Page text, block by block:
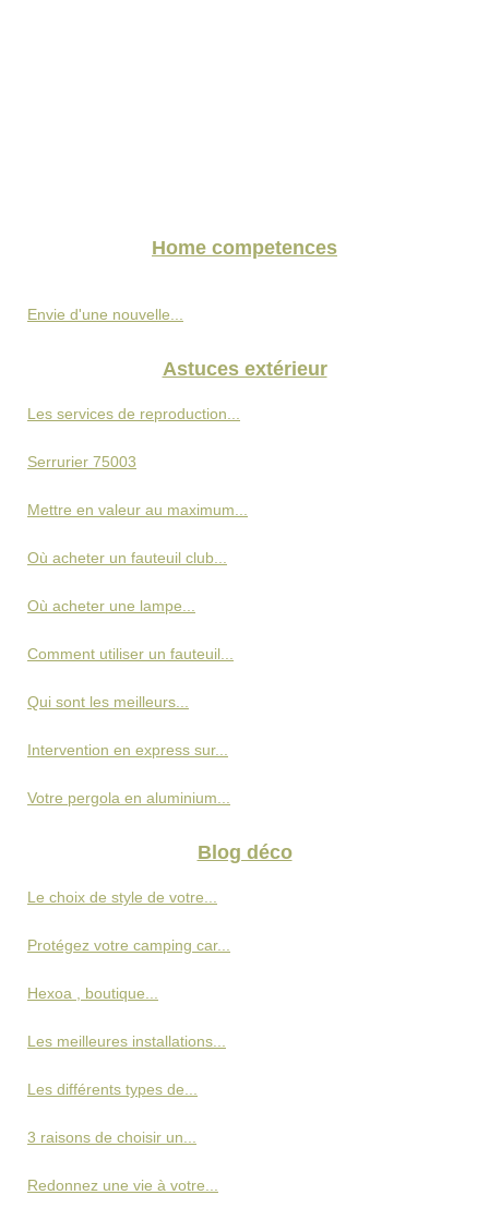
Home competences
Envie d'une nouvelle...
Astuces extérieur
Les services de reproduction...
Serrurier 75003
Mettre en valeur au maximum...
Où acheter un fauteuil club...
Où acheter une lampe...
Comment utiliser un fauteuil...
Qui sont les meilleurs...
Intervention en express sur...
Votre pergola en aluminium...
Blog déco
Le choix de style de votre...
Protégez votre camping car...
Hexoa , boutique...
Les meilleures installations...
Les différents types de...
3 raisons de choisir un...
Redonnez une vie à votre...